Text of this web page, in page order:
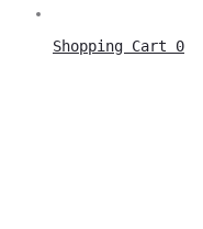
Shopping Cart 0